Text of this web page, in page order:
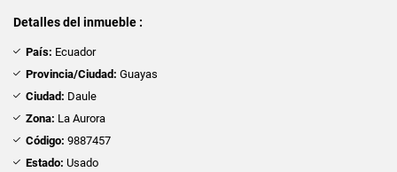
Detalles del inmueble :
País: Ecuador
Provincia/Ciudad: Guayas
Ciudad: Daule
Zona: La Aurora
Código: 9887457
Estado: Usado